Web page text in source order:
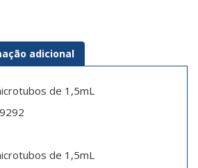
adicional
de 1,5mL
de 1,5mL